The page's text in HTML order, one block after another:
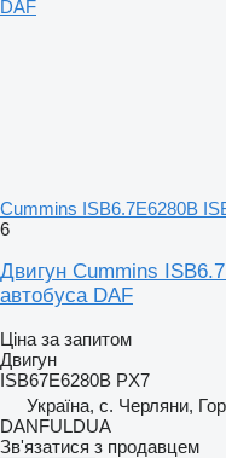
Cummins ISB6.7E6280B
6
Двигун Cummins
автобуса DAF
Ціна за запитом
Двигун
ISB67E6280B PX7
Україна, с. Черляни,
DANFULDUA
Зв'язатися з продавцем